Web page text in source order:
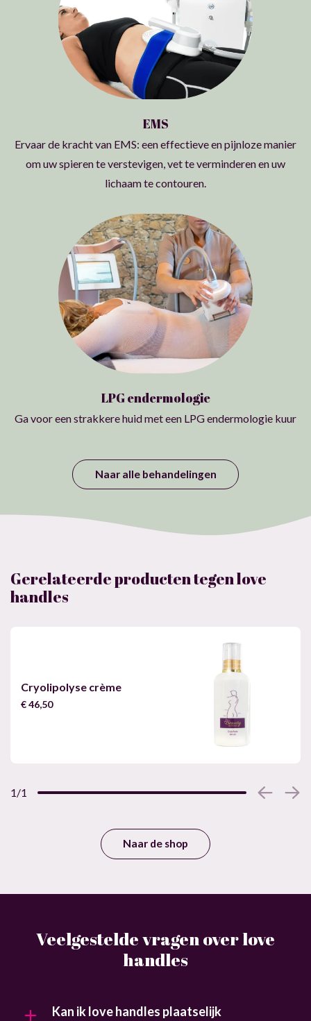
EMS
Ervaar de kracht van EMS: een effectieve en pijnloze manier
om uw spieren te verstevigen, vet te verminderen en uw
lichaam te contouren.
LPG endermologie
Ga voor een strakkere huid met een LPG endermologie kuur
Naar alle behandelingen
Gerelateerde producten tegen love
handles
Cryolipolyse crème
€46,50
1/1
Naar de shop
Veelgestelde vragen over love
handles
Kan ik love handles plaatselijk